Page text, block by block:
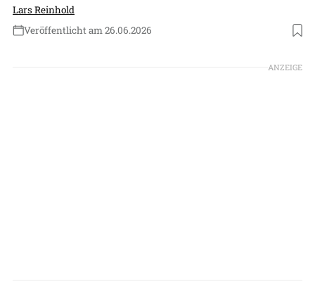
Lars Reinhold
Veröffentlicht am 26.06.2026
ANZEIGE